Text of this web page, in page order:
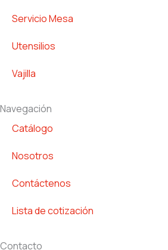
m
Servicio Mesa
Utensilios
Vajilla
Navegación
Catálogo
Nosotros
Contáctenos
Lista de cotización
Contacto